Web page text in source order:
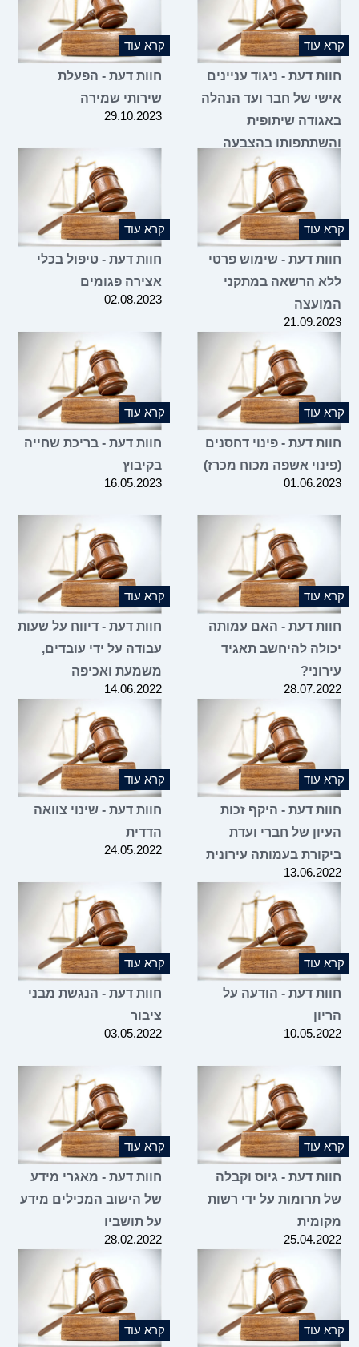
ומילוי מקומו על ידי
מועמד אחר
28.12.2023
קרא עוד
חוות דעת - ניגוד עניינים
אישי של חבר ועד הנהלה
באגודה שיתופית
והשתתפותו בהצבעה
בעניין הסכם שכירות של
31.10.2023
קרא עוד
חוות דעת - הפעלת
שירותי שמירה
29.10.2023
קרא עוד
חוות דעת - שימוש פרטי
ללא הרשאה במתקני
המועצה
21.09.2023
קרא עוד
חוות דעת - טיפול בכלי
אצירה פגומים
02.08.2023
קרא עוד
חוות דעת - פינוי דחסנים
(פינוי אשפה מכוח מכרז)
01.06.2023
קרא עוד
חוות דעת - בריכת שחייה
בקיבוץ
16.05.2023
קרא עוד
חוות דעת - האם עמותה
יכולה להיחשב תאגיד
עירוני?
28.07.2022
קרא עוד
חוות דעת - דיווח על שעות
עבודה על ידי עובדים,
משמעת ואכיפה
14.06.2022
קרא עוד
חוות דעת - היקף זכות
העיון של חברי ועדת
ביקורת בעמותה עירונית
13.06.2022
קרא עוד
חוות דעת - שינוי צוואה
הדדית
24.05.2022
קרא עוד
חוות דעת - הודעה על
הריון
10.05.2022
קרא עוד
חוות דעת - הנגשת מבני
ציבור
03.05.2022
קרא עוד
חוות דעת - גיוס וקבלה
של תרומות על ידי רשות
מקומית
25.04.2022
קרא עוד
חוות דעת - מאגרי מידע
של הישוב המכילים מידע
על תושביו
28.02.2022
קרא עוד קרא עוד